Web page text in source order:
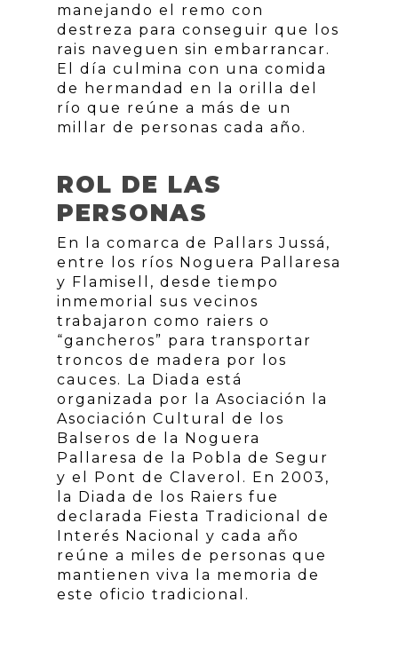
manejando el remo con
destreza para conseguir que los
rais naveguen sin embarrancar.
El día culmina con una comida
de hermandad en la orilla del
río que reúne a más de un
millar de personas cada año.
ROL DE LAS
PERSONAS
En la comarca de Pallars Jussá,
entre los ríos Noguera Pallaresa
y Flamisell, desde tiempo
inmemorial sus vecinos
trabajaron como raiers o
“gancheros” para transportar
troncos de madera por los
cauces. La Diada está
organizada por la Asociación la
Asociación Cultural de los
Balseros de la Noguera
Pallaresa de la Pobla de Segur
y el Pont de Claverol. En 2003,
la Diada de los Raiers fue
declarada Fiesta Tradicional de
Interés Nacional y cada año
reúne a miles de personas que
mantienen viva la memoria de
este oficio tradicional.